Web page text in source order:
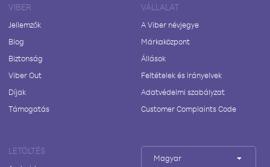
VIBER
Jellemzők
Blog
Biztonság
Viber Out
Díjak
Támogatás
VÁLLALAT
A Viber névjegye
Márkaközpont
Állások
Feltételek és irányelvek
Adatvédelmi szabályzat
Customer Complaints Code
LETÖLTÉS
Magyar